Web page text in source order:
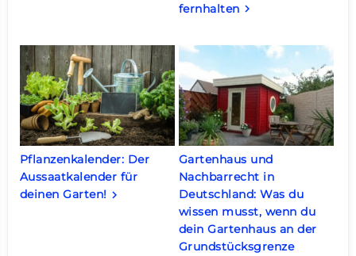
fernhalten keyboard_arrow_right
Pflanzenkalender: Der
Aussaatkalender für
deinen Garten! keyboard_arrow_right
Gartenhaus und
Nachbarrecht in
Deutschland: Was du
wissen musst, wenn du
dein Gartenhaus an der
Grundstücksgrenze